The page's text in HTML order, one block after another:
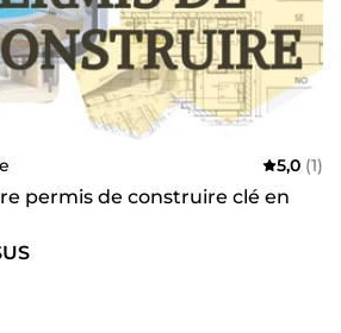
pour donner vie à vos projets
5,0 (1)
permis de construire clé en